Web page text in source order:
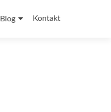
Blog Kontakt